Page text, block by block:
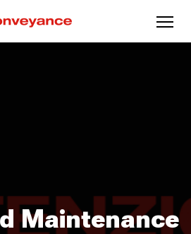
Maintenance